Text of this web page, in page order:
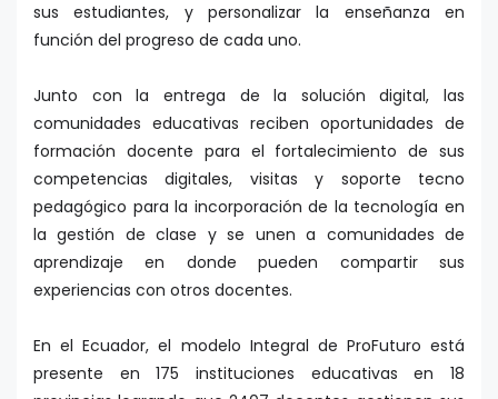
sus estudiantes, y personalizar la enseñanza en
función del progreso de cada uno.
Junto con la entrega de la solución digital, las
comunidades educativas reciben oportunidades de
formación docente para el fortalecimiento de sus
competencias digitales, visitas y soporte tecno
pedagógico para la incorporación de la tecnología en
la gestión de clase y se unen a comunidades de
aprendizaje en donde pueden compartir sus
experiencias con otros docentes.
En el Ecuador, el modelo Integral de ProFuturo está
presente en 175 instituciones educativas en 18